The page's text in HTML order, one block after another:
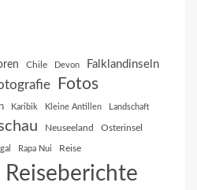
Chile Devon Falklandinseln
Fotos
Karibik Kleine Antillen Landschaft
Neuseeland Osterinsel
Rapa Nui Reise
Reiseberichte